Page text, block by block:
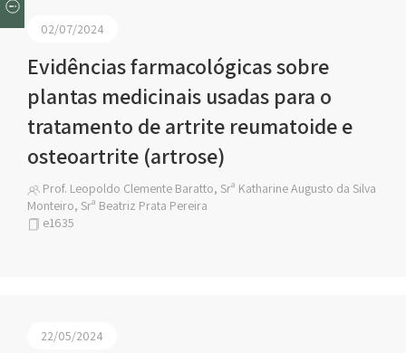
02/07/2024
Evidências farmacológicas sobre
plantas medicinais usadas para o
tratamento de artrite reumatoide e
osteoartrite (artrose)
Prof. Leopoldo Clemente Baratto, Srª Katharine Augusto da Silva
Monteiro, Srª Beatriz Prata Pereira
e1635
22/05/2024